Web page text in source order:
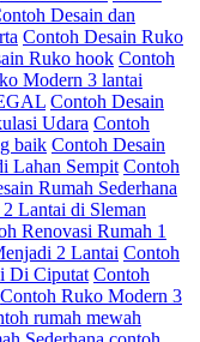
Desain dan
Contoh Desain Ruko
Ruko hook Contoh
Modern 3 lantai
Contoh Desain
Udara Contoh
baik Contoh Desain
Lahan Sempit Contoh
Rumah Sederhana
Lantai di Sleman
Renovasi Rumah 1
2 Lantai Contoh
Di Ciputat Contoh
Contoh Ruko Modern 3
rumah mewah